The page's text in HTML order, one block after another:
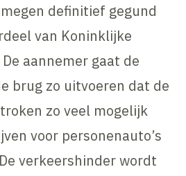
definitief gegund
van Koninklijke
aannemer gaat de
brug zo uitvoeren dat de
zo veel mogelijk
voor personenauto’s
verkeershinder wordt